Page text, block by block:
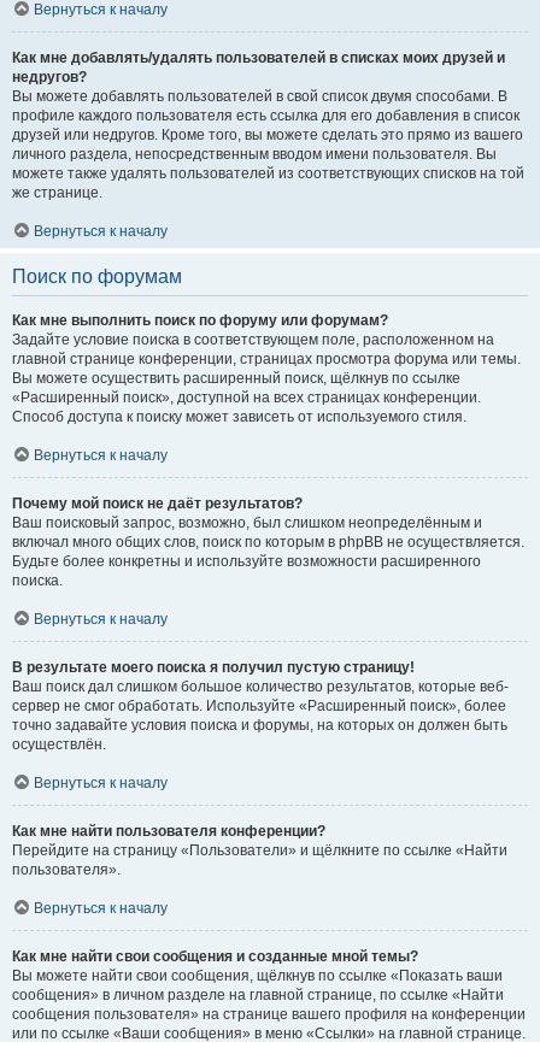
Вернуться к началу
Как мне добавлять/удалять пользователей в списках моих друзей и
недругов?
Вы можете добавлять пользователей в свой список двумя способами. В
профиле каждого пользователя есть ссылка для его добавления в список
друзей или недругов. Кроме того, вы можете сделать это прямо из вашего
личного раздела, непосредственным вводом имени пользователя. Вы
можете также удалять пользователей из соответствующих списков на той
же странице.
Вернуться к началу
Поиск по форумам
Как мне выполнить поиск по форуму или форумам?
Задайте условие поиска в соответствующем поле, расположенном на
главной странице конференции, страницах просмотра форума или темы.
Вы можете осуществить расширенный поиск, щёлкнув по ссылке
«Расширенный поиск», доступной на всех страницах конференции.
Способ доступа к поиску может зависеть от используемого стиля.
Вернуться к началу
Почему мой поиск не даёт результатов?
Ваш поисковый запрос, возможно, был слишком неопределённым и
включал много общих слов, поиск по которым в phpBB не осуществляется.
Будьте более конкретны и используйте возможности расширенного
поиска.
Вернуться к началу
В результате моего поиска я получил пустую страницу!
Ваш поиск дал слишком большое количество результатов, которые веб-
сервер не смог обработать. Используйте «Расширенный поиск», более
точно задавайте условия поиска и форумы, на которых он должен быть
осуществлён.
Вернуться к началу
Как мне найти пользователя конференции?
Перейдите на страницу «Пользователи» и щёлкните по ссылке «Найти
пользователя».
Вернуться к началу
Как мне найти свои сообщения и созданные мной темы?
Вы можете найти свои сообщения, щёлкнув по ссылке «Показать ваши
сообщения» в личном разделе на главной странице, по ссылке «Найти
сообщения пользователя» на странице вашего профиля на конференции
или по ссылке «Ваши сообщения» в меню «Ссылки» на главной странице.